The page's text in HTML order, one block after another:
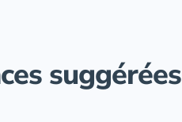
suggérées